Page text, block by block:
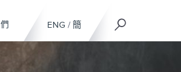
ENG / 簡